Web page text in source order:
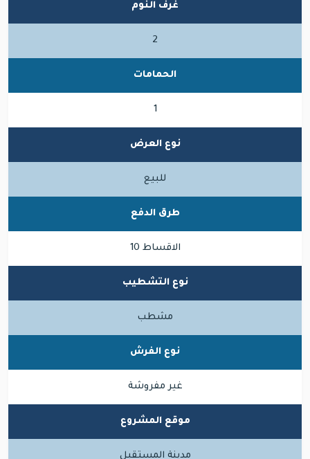
غرف النوم
2
الحمامات
1
نوع العرض
للبيع
طرق الدفع
الاقساط 10
نوع التشطيب
مشطب
نوع الفرش
غير مفروشة
موقع المشروع
مدينة المستقبل